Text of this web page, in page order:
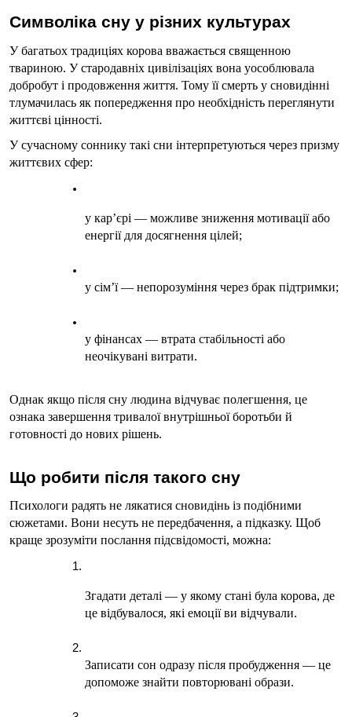
Символіка сну у різних культурах
У багатьох традиціях корова вважається священною
твариною. У стародавніх цивілізаціях вона уособлювала
добробут і продовження життя. Тому її смерть у сновидінні
тлумачилась як попередження про необхідність переглянути
життєві цінності.
У сучасному соннику такі сни інтерпретуються через призму
життєвих сфер:
у кар’єрі — можливе зниження мотивації або
енергії для досягнення цілей;
у сім’ї — непорозуміння через брак підтримки;
у фінансах — втрата стабільності або
неочікувані витрати.
Однак якщо після сну людина відчуває полегшення, це
ознака завершення тривалої внутрішньої боротьби й
готовності до нових рішень.
Що робити після такого сну
Психологи радять не лякатися сновидінь із подібними
сюжетами. Вони несуть не передбачення, а підказку. Щоб
краще зрозуміти послання підсвідомості, можна:
Згадати деталі — у якому стані була корова, де
це відбувалося, які емоції ви відчували.
Записати сон одразу після пробудження — це
допоможе знайти повторювані образи.